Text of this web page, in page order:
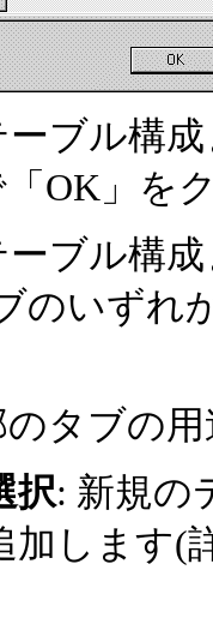
ブル構
OK」を
ブル構
のいずれ
タブの
択: 新規の
加します(